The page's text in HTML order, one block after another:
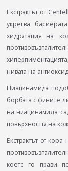
Екстрактът от
укрепва
хидратация на
нивата на
Ниацинамида
борбата с фините
на ниацинамида
повърхността на
Екстрактът от
което го прави